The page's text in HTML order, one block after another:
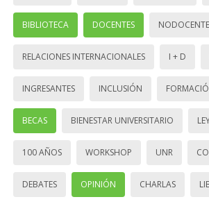
BIBLIOTECA DOCENTES
RELACIONES INTERNACIONALES I + D
INGRESANTES INCLUSIÓN
BECAS BIENESTAR UNIVERSITARIO
100 AÑOS WORKSHOP UNR
DEBATES OPINIÓN CHARLAS